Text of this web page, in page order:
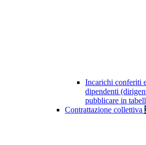
Incarichi conferiti
dipendenti
pubblicare in
Contrattazione collettiva